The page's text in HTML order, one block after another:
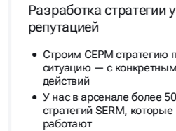
Разработка стратегии
репутацией
Строим СЕРМ стратегию
ситуацию — с
действий
У нас в арсенале более
стратегий SERM,
работают